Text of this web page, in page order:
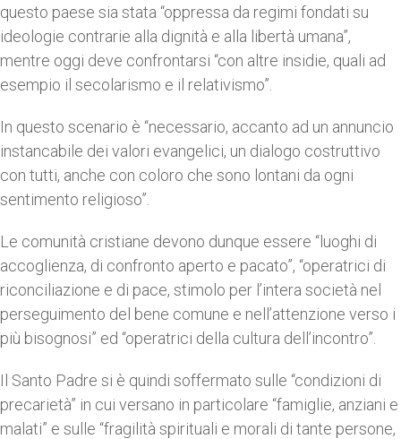
questo paese sia stata “oppressa da regimi fondati su
ideologie contrarie alla dignità e alla libertà umana”,
mentre oggi deve confrontarsi “con altre insidie, quali ad
esempio il secolarismo e il relativismo”.
In questo scenario è “necessario, accanto ad un annuncio
instancabile dei valori evangelici, un dialogo costruttivo
con tutti, anche con coloro che sono lontani da ogni
sentimento religioso”.
Le comunità cristiane devono dunque essere “luoghi di
accoglienza, di confronto aperto e pacato”, “operatrici di
riconciliazione e di pace, stimolo per l’intera società nel
perseguimento del bene comune e nell’attenzione verso i
più bisognosi” ed “operatrici della cultura dell’incontro”.
Il Santo Padre si è quindi soffermato sulle “condizioni di
precarietà” in cui versano in particolare “famiglie, anziani e
malati” e sulle “fragilità spirituali e morali di tante persone,